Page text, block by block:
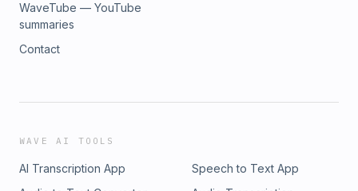
WaveTube — YouTube
summaries
Contact
WAVE AI TOOLS
AI Transcription App
Speech to Text App